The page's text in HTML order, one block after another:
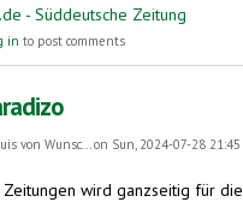
- Süddeutsche Zeitung
Fußball, die schönste Sprache der Welt
in to post comments
von Wunsc... on Sun, 2024-07-28 21:45
Zeitungen wird ganzseitig für die